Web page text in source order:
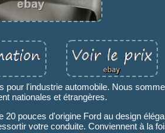
pour l'industrie automobile. Nous
nationales et étrangères.
pouces d'origine Ford au design
votre conduite. Conviennent à la